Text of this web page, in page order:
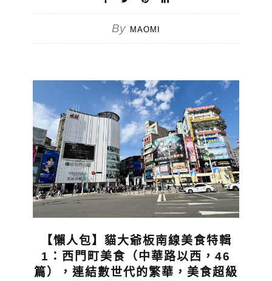
By MAOMI
【懶人包】貓大爺板南線美食特輯
1：西門町美食（中華路以西，46
篇），連結數世代的繁華，美食超級